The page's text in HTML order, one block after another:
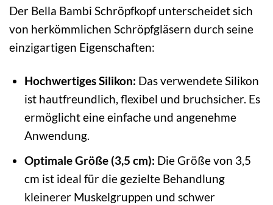
Der Bella Bambi Schröpfkopf unterscheidet sich
von herkömmlichen Schröpfgläsern durch seine
einzigartigen Eigenschaften:
Hochwertiges Silikon: Das verwendete Silikon
ist hautfreundlich, flexibel und bruchsicher. Es
ermöglicht eine einfache und angenehme
Anwendung.
Optimale Größe (3,5 cm): Die Größe von 3,5
cm ist ideal für die gezielte Behandlung
kleinerer Muskelgruppen und schwer